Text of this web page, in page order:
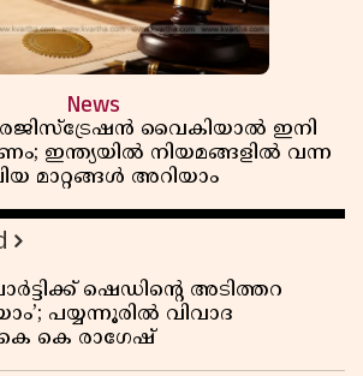
News
വൈകിയാൽ ഇനി
ഇന്ത്യയിൽ നിയമങ്ങളിൽ വന്ന
മാറ്റങ്ങൾ അറിയാം
ഷെഡിൻ്റെ അടിത്തറ
പയ്യന്നൂരിൽ വിവാദ
കെ രാഗേഷ്